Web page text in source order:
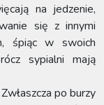
na jedzenie,
się z innymi
śpiąc w swoich
sypialni mają
po burzy